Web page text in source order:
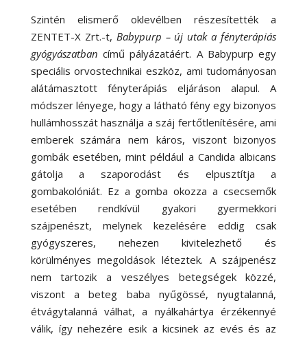
Szintén elismerő oklevélben részesítették a
ZENTET-X Zrt.-t, Babypurp – új utak a fényterápiás
gyógyászatban című pályázatáért. A Babypurp egy
speciális orvostechnikai eszköz, ami tudományosan
alátámasztott fényterápiás eljáráson alapul. A
módszer lényege, hogy a látható fény egy bizonyos
hullámhosszát használja a száj fertőtlenítésére, ami
emberek számára nem káros, viszont bizonyos
gombák esetében, mint például a Candida albicans
gátolja a szaporodást és elpusztítja a
gombakolóniát. Ez a gomba okozza a csecsemők
esetében rendkívül gyakori gyermekkori
szájpenészt, melynek kezelésére eddig csak
gyógyszeres, nehezen kivitelezhető és
körülményes megoldások léteztek. A szájpenész
nem tartozik a veszélyes betegségek közzé,
viszont a beteg baba nyűgössé, nyugtalanná,
étvágytalanná válhat, a nyálkahártya érzékennyé
válik, így nehezére esik a kicsinek az evés és az